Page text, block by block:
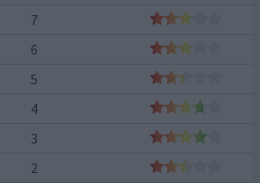
7
6
5
4
3
2